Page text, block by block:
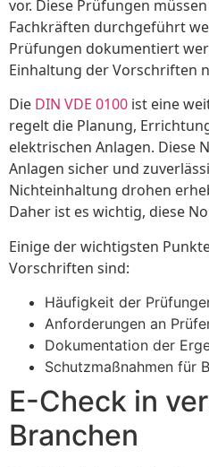
vor. Diese Prüfungen
Fachkräften durchgeführt
Prüfungen dokumentiert
Einhaltung der Vorschriften
Die DIN VDE 0100 ist eine
regelt die Planung,
elektrischen Anlagen. Diese
Anlagen sicher und
Nichteinhaltung drohen
Daher ist es wichtig, diese
Einige der wichtigsten
Vorschriften sind:
Häufigkeit der
Anforderungen an
Dokumentation der
Schutzmaßnahmen für
E-Check in
Branchen